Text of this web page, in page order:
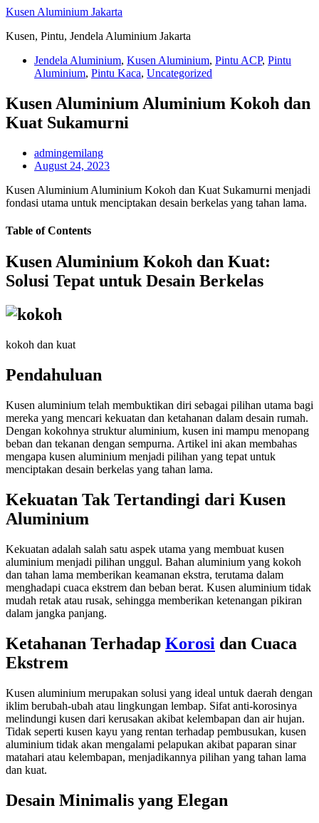
Skip
content
Kusen Aluminium Jakarta
Kusen, Pintu, Jendela Aluminium Jakarta
Jendela Aluminium, Kusen Aluminium, Pintu ACP, Pintu
Aluminium, Pintu Kaca, Uncategorized
Kusen Aluminium Aluminium Kokoh dan
Kuat Sukamurni
admingemilang
August 24, 2023
Kusen Aluminium Aluminium Kokoh dan Kuat Sukamurni menjadi
fondasi utama untuk menciptakan desain berkelas yang tahan lama.
Table of Contents
Kusen Aluminium Kokoh dan Kuat:
Solusi Tepat untuk Desain Berkelas
kokoh dan kuat
Pendahuluan
Kusen aluminium telah membuktikan diri sebagai pilihan utama bagi
mereka yang mencari kekuatan dan ketahanan dalam desain rumah.
Dengan kokohnya struktur aluminium, kusen ini mampu menopang
beban dan tekanan dengan sempurna. Artikel ini akan membahas
mengapa kusen aluminium menjadi pilihan yang tepat untuk
menciptakan desain berkelas yang tahan lama.
Kekuatan Tak Tertandingi dari Kusen
Aluminium
Kekuatan adalah salah satu aspek utama yang membuat kusen
aluminium menjadi pilihan unggul. Bahan aluminium yang kokoh
dan tahan lama memberikan keamanan ekstra, terutama dalam
menghadapi cuaca ekstrem dan beban berat. Kusen aluminium tidak
mudah retak atau rusak, sehingga memberikan ketenangan pikiran
dalam jangka panjang.
Ketahanan Terhadap Korosi dan Cuaca
Ekstrem
Kusen aluminium merupakan solusi yang ideal untuk daerah dengan
iklim berubah-ubah atau lingkungan lembap. Sifat anti-korosinya
melindungi kusen dari kerusakan akibat kelembapan dan air hujan.
Tidak seperti kusen kayu yang rentan terhadap pembusukan, kusen
aluminium tidak akan mengalami pelapukan akibat paparan sinar
matahari atau kelembapan, menjadikannya pilihan yang tahan lama
dan kuat.
Desain Minimalis yang Elegan